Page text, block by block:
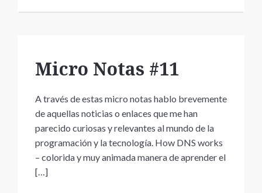
Micro Notas #11
A través de estas micro notas hablo brevemente
de aquellas noticias o enlaces que me han
parecido curiosas y relevantes al mundo de la
programación y la tecnología. How DNS works
– colorida y muy animada manera de aprender el
[…]